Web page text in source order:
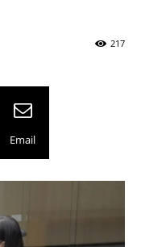
217
Email